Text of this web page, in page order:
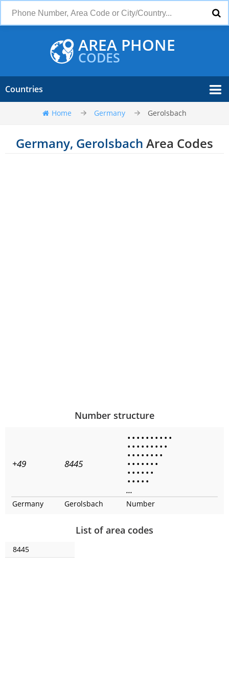
AREA PHONE
CODES
Countries
Home Germany Gerolsbach
Germany, Gerolsbach Area Codes
Number structure
+49 8445
• • • • • • • • • •
• • • • • • • • •
• • • • • • • •
• • • • • • •
• • • • • •
• • • • •
...
Germany Gerolsbach Number
List of area codes
8445